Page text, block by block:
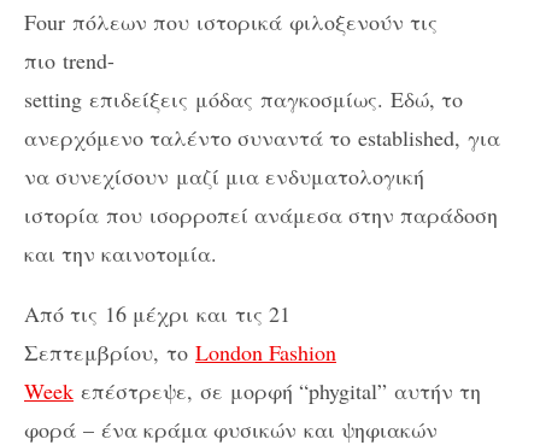
Four πόλεων που ιστορικά φιλοξενούν τις
πιο trend-
setting επιδείξεις μόδας παγκοσμίως. Εδώ, το
ανερχόμενο ταλέντο συναντά το established, για
να συνεχίσουν μαζί μια ενδυματολογική
ιστορία που ισορροπεί ανάμεσα στην παράδοση
και την καινοτομία.
Από τις 16 μέχρι και τις 21
Σεπτεμβρίου, το London Fashion
Week επέστρεψε, σε μορφή “phygital” αυτήν τη
φορά – ένα κράμα φυσικών και ψηφιακών